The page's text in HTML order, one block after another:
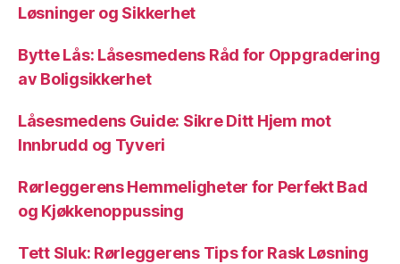
Løsninger og Sikkerhet
Bytte Lås: Låsesmedens Råd for Oppgradering
av Boligsikkerhet
Låsesmedens Guide: Sikre Ditt Hjem mot
Innbrudd og Tyveri
Rørleggerens Hemmeligheter for Perfekt Bad
og Kjøkkenoppussing
Tett Sluk: Rørleggerens Tips for Rask Løsning